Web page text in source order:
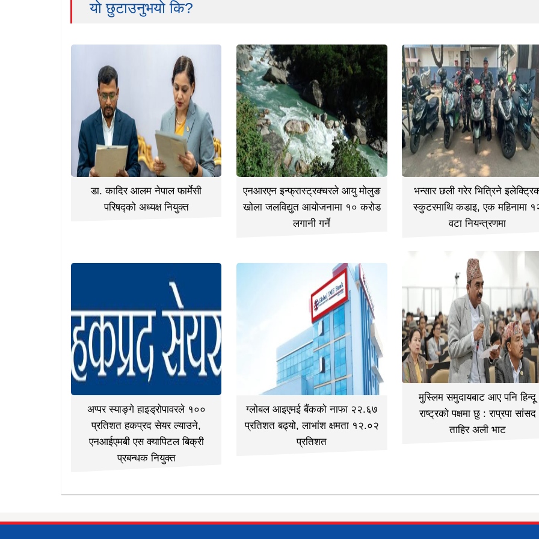
यो छुटाउनुभयो कि?
डा. कादिर आलम नेपाल फार्मेसी
परिषद्को अध्यक्ष नियुक्त
एनआरएन इन्फ्रास्ट्रक्चरले आयु मोलुङ
खोला जलविद्युत आयोजनामा १० करोड
लगानी गर्ने
भन्सार छली गरेर भित्रिने
स्कुटरमाथि कडाइ, एक महिनामा
वटा नियन्त्रणमा
अप्पर स्याङ्गे हाइड्रोपावरले १००
प्रतिशत हकप्रद सेयर ल्याउने,
एनआईएमबी एस क्यापिटल बिक्री
प्रबन्धक नियुक्त
ग्लोबल आइएमई बैंकको नाफा २२.६७
प्रतिशत बढ्यो, लाभांश क्षमता १२.०२
प्रतिशत
मुस्लिम समुदायबाट आए पनि हिन्दू
राष्ट्रको पक्षमा छु : राप्रपा सांसद
ताहिर अली भाट